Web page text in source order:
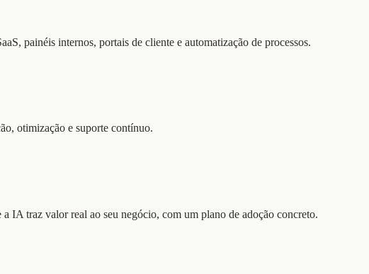
painéis internos, portais de cliente e automatização de processos.
otimização e suporte contínuo.
IA traz valor real ao seu negócio, com um plano de adoção concreto.